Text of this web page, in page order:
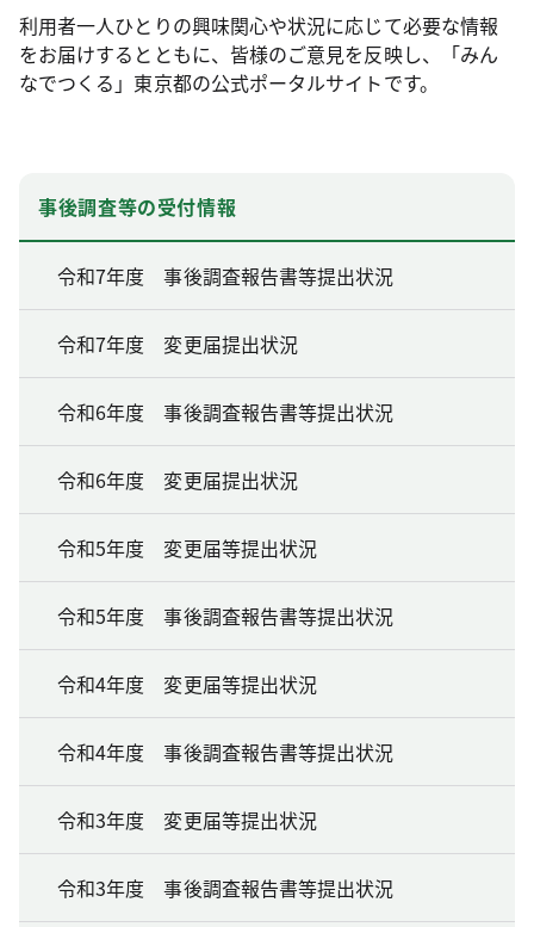
利用者一人ひとりの興味関心や状況に応じて必要な情報
をお届けするとともに、皆様のご意見を反映し、「みん
なでつくる」東京都の公式ポータルサイトです。
事後調査等の受付情報
令和7年度 事後調査報告書等提出状況
令和7年度 変更届提出状況
令和6年度 事後調査報告書等提出状況
令和6年度 変更届提出状況
令和5年度 変更届等提出状況
令和5年度 事後調査報告書等提出状況
令和4年度 変更届等提出状況
令和4年度 事後調査報告書等提出状況
令和3年度 変更届等提出状況
令和3年度 事後調査報告書等提出状況